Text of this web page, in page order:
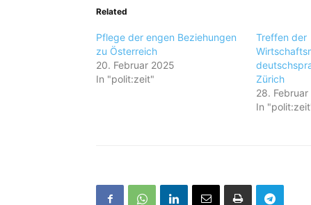
Related
Pflege der engen Beziehungen
zu Österreich
20. Februar 2025
In "polit:zeit"
Treffen der
Zürich
28.
In